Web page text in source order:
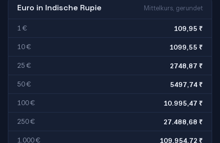
Euro in Indische Rupie Mittelkurs, gerundet
1 € 109,95 ₹
10 € 1099,55 ₹
25 € 2748,87 ₹
50 € 5497,74 ₹
100 € 10.995,47 ₹
250 € 27.488,68 ₹
1.000 € 109.954,72 ₹